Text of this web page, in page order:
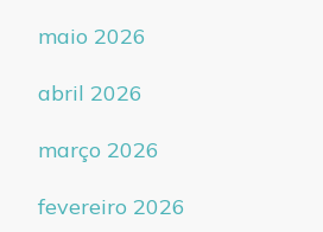
maio 2026
abril 2026
março 2026
fevereiro 2026